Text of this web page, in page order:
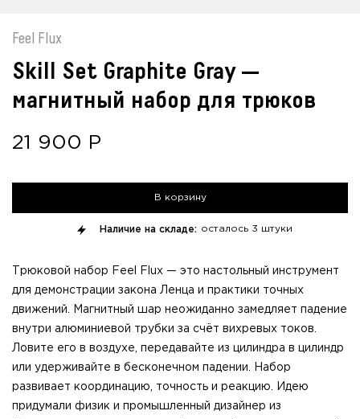
Feel Flux
Skill Set Graphite Gray —
магнитный набор для трюков
21 900 Р
В корзину
Наличие на складе: осталось 3 штуки
Трюковой набор Feel Flux — это настольный инструмент
для демонстрации закона Ленца и практики точных
движений. Магнитный шар неожиданно замедляет падение
внутри алюминиевой трубки за счёт вихревых токов.
Ловите его в воздухе, передавайте из цилиндра в цилиндр
или удерживайте в бесконечном падении. Набор
развивает координацию, точность и реакцию. Идею
придумали физик и промышленный дизайнер из